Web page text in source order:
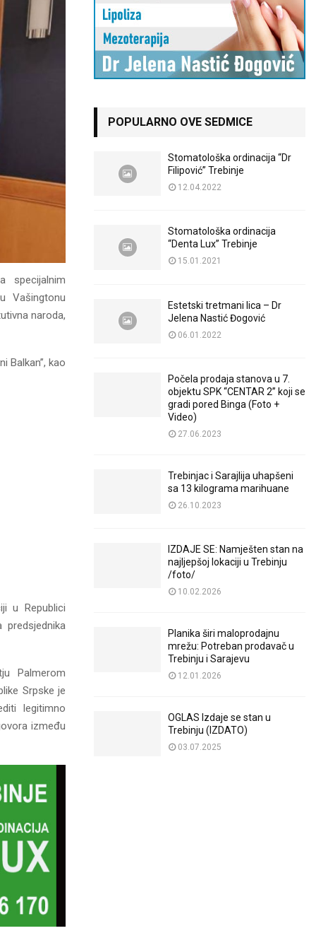
specijalnim
Vašingtonu
naroda,
Balkan”, kao
u Republici
Palmerom
Srpske je
legitimno
između
POPULARNO OVE SEDMICE
Stomatološka ordinacija “Dr
Filipović” Trebinje
12.04.2022
Stomatološka ordinacija
“Denta Lux” Trebinje
15.01.2021
Estetski tretmani lica – Dr
Jelena Nastić Đogović
06.01.2022
Počela prodaja stanova u 7.
objektu SPK “CENTAR 2” koji se
gradi pored Binga (Foto +
Video)
27.06.2023
Trebinjac i Sarajlija uhapšeni
sa 13 kilograma marihuane
26.10.2023
IZDAJE SE: Namješten stan na
najljepšoj lokaciji u Trebinju
/foto/
10.02.2026
Planika širi maloprodajnu
mrežu: Potreban prodavač u
Trebinju i Sarajevu
12.01.2026
OGLAS Izdaje se stan u
Trebinju (IZDATO)
03.07.2025